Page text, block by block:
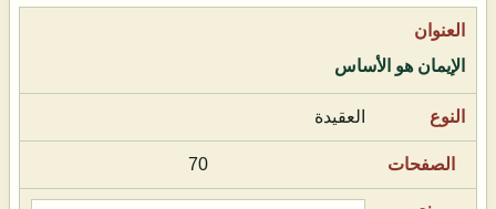
الإيمان هو الأساس
العقيدة
70